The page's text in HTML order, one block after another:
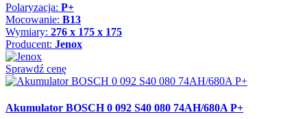
Polaryzacja: P+
Mocowanie: B13
Wymiary: 276 x 175 x 175
Producent: Jenox
Sprawdź cenę
Akumulator BOSCH 0 092 S40 080 74AH/680A P+